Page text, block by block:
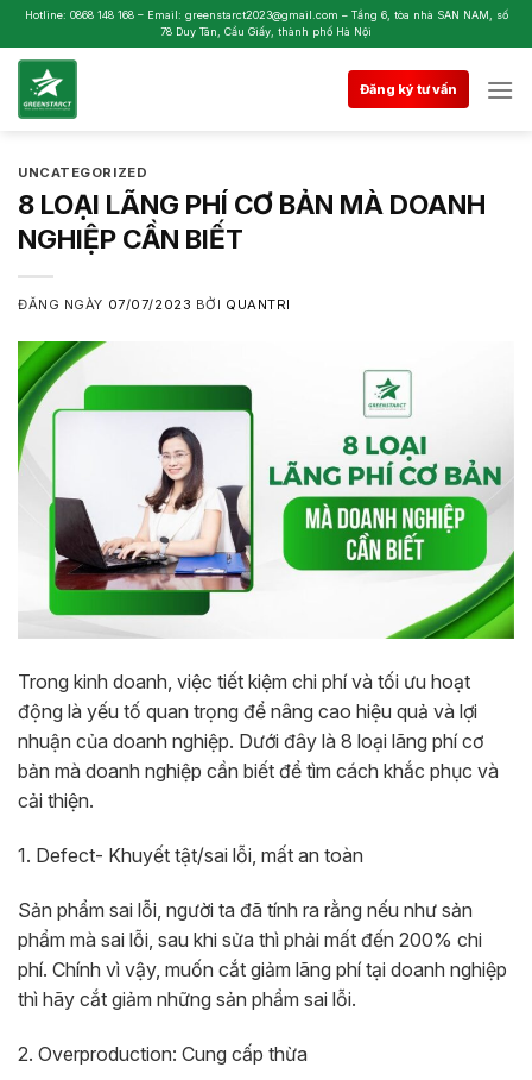
Skip
to
content
Hotline: 0868 148 168 – Email: greenstarct2023@gmail.com – Tầng 6, tòa nhà SAN NAM, số
78 Duy Tân, Cầu Giấy, thành phố Hà Nội
Đăng ký tư vấn
UNCATEGORIZED
8 LOẠI LÃNG PHÍ CƠ BẢN MÀ DOANH
NGHIỆP CẦN BIẾT
ĐĂNG NGÀY 07/07/2023 BỞI QUANTRI
Trong kinh doanh, việc tiết kiệm chi phí và tối ưu hoạt
động là yếu tố quan trọng để nâng cao hiệu quả và lợi
nhuận của doanh nghiệp. Dưới đây là 8 loại lãng phí cơ
bản mà doanh nghiệp cần biết để tìm cách khắc phục và
cải thiện.
1. Defect- Khuyết tật/sai lỗi, mất an toàn
Sản phẩm sai lỗi, người ta đã tính ra rằng nếu như sản
phẩm mà sai lỗi, sau khi sửa thì phải mất đến 200% chi
phí. Chính vì vậy, muốn cắt giảm lãng phí tại doanh nghiệp
thì hãy cắt giảm những sản phẩm sai lỗi.
2. Overproduction: Cung cấp thừa